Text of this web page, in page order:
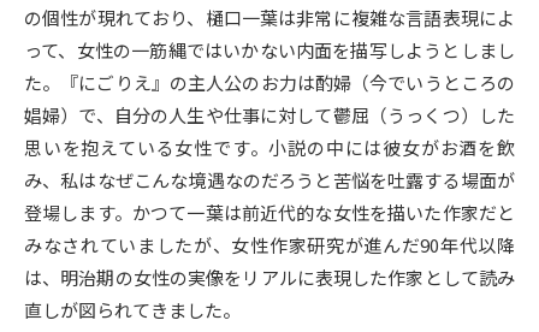
SELFBRAND特集ページ
オープンキャンパスなどを調べる
オープンキャンパス検索 実施プログラムから探す
来場型・Web型イベント特集 夢ナビライブ
の個性が現れており、樋口一葉は非常に複雑な言語表現によ
って、女性の一筋縄ではいかない内面を描写しようとしまし
た。『にごりえ』の主人公のお力は酌婦（今でいうところの
娼婦）で、自分の人生や仕事に対して鬱屈（うっくつ）した
思いを抱えている女性です。小説の中には彼女がお酒を飲
み、私はなぜこんな境遇なのだろうと苦悩を吐露する場面が
登場します。かつて一葉は前近代的な女性を描いた作家だと
みなされていましたが、女性作家研究が進んだ90年代以降
は、明治期の女性の実像をリアルに表現した作家として読み
直しが図られてきました。